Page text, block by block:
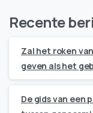
Recente
Zal het roken
geven als het
De gids van een